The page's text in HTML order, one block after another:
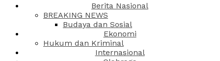
Berita Nasional
BREAKING NEWS
Budaya dan Sosial
Ekonomi
Hukum dan Kriminal
Internasional